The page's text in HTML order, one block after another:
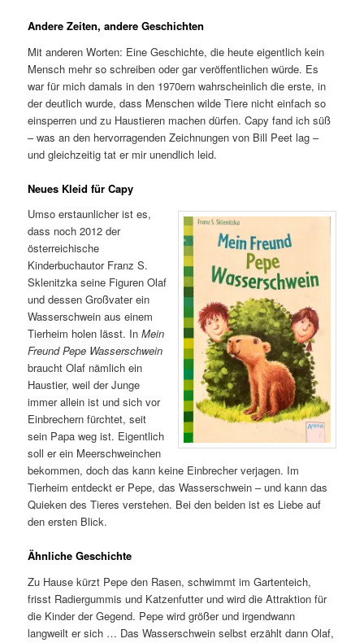
Andere Zeiten, andere Geschichten
Mit anderen Worten: Eine Geschichte, die heute eigentlich kein
Mensch mehr so schreiben oder gar veröffentlichen würde. Es
war für mich damals in den 1970ern wahrscheinlich die erste, in
der deutlich wurde, dass Menschen wilde Tiere nicht einfach so
einsperren und zu Haustieren machen dürfen. Capy fand ich süß
– was an den hervorragenden Zeichnungen von Bill Peet lag –
und gleichzeitig tat er mir unendlich leid.
Neues Kleid für Capy
Umso erstaunlicher ist es,
dass noch 2012 der
österreichische
Kinderbuchautor Franz S.
Sklenitzka seine Figuren Olaf
und dessen Großvater ein
Wasserschwein aus einem
Tierheim holen lässt. InMein
Freund Pepe Wasserschwein
braucht Olaf nämlich ein
Haustier, weil der Junge
immer allein ist und sich vor
Einbrechern fürchtet, seit
sein Papa weg ist. Eigentlich
soll er ein Meerschweinchen
bekommen, doch das kann keine Einbrecher verjagen. Im
Tierheim entdeckt er Pepe, das Wasserschwein – und kann das
Quieken des Tieres verstehen. Bei den beiden ist es Liebe auf
den ersten Blick.
Ähnliche Geschichte
Zu Hause kürzt Pepe den Rasen, schwimmt im Gartenteich,
frisst Radiergummis und Katzenfutter und wird die Attraktion für
die Kinder der Gegend. Pepe wird größer und irgendwann
langweilt er sich … Das Wasserschwein selbst erzählt dann Olaf,